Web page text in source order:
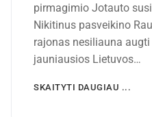
pirmagimio Jotauto
Nikitinus pasveikino
rajonas nesiliauna
jauniausios Lietuvos…
SKAITYTI DAUGIAU ...